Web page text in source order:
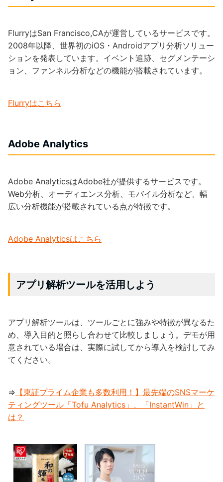
FlurryはSan Francisco,CAが運営しているサービスです。
2008年以降、世界初のiOS・Androidアプリ分析ソリュー
ションを発表しています。イベント追跡、セグメンテーシ
ョン、ファンネル分析などの機能が搭載されています。
Flurryはこちら
Adobe Analytics
Adobe AnalyticsはAdobe社が提供するサービスです。
Web分析、オーディエンス分析、モバイル分析など、幅
広い分析機能が搭載されている点が特徴です。
Adobe Analyticsはこちら
アプリ解析ツールを活用しよう
アプリ解析ツールは、ツールごとに強みや特徴が異なるた
め、導入目的と照らし合わせて比較しましょう。デモが用
意されている場合は、実際に試してから導入を検討してみ
てください。
⇒ 【東証プライム企業も多数利用！】最先端のSNSマーケ
ティングツール「Tofu Analytics」、「InstantWin」と
は？